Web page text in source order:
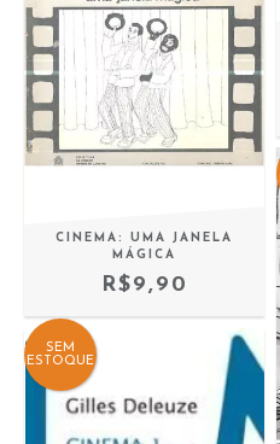
CINEMA: UMA JANELA
MÁGICA
R$9,90
SEM
ESTOQUE